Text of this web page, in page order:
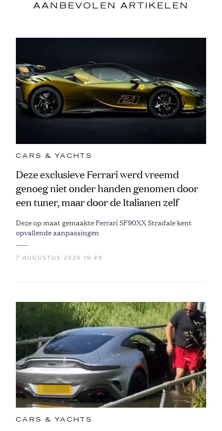
AANBEVOLEN ARTIKELEN
CARS & YACHTS
Deze exclusieve Ferrari werd vreemd
genoeg niet onder handen genomen door
een tuner, maar door de Italianen zelf
Deze op maat gemaakte Ferrari SF90XX Stradale kent
opvallende aanpassingen
7 AUGUSTUS 2026 19:49
CARS & YACHTS